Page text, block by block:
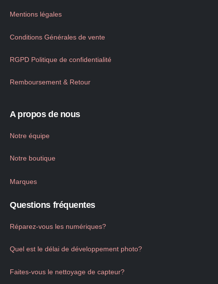
Mentions légales
Conditions Générales de vente
RGPD Politique de confidentialité
Remboursement & Retour
A propos de nous
Notre équipe
Notre boutique
Marques
Questions fréquentes
Réparez-vous les numériques?
Quel est le délai de développement photo?
Faites-vous le nettoyage de capteur?